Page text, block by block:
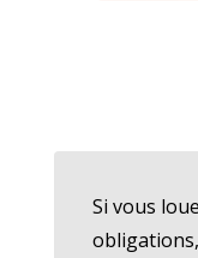
Si vous